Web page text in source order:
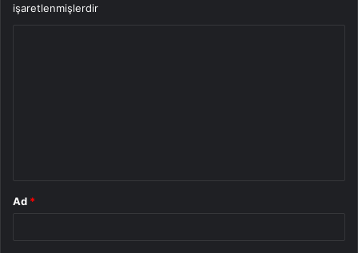
işaretlenmişlerdir
Ad *